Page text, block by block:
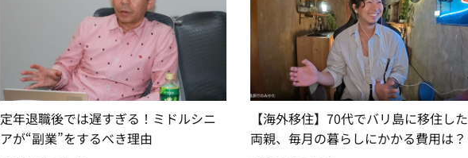
定年退職後では遅すぎる！ミドルシニ
アが“副業”をするべき理由
【海外移住】70代でバリ島に移住した
両親、毎月の暮らしにかかる費用は？